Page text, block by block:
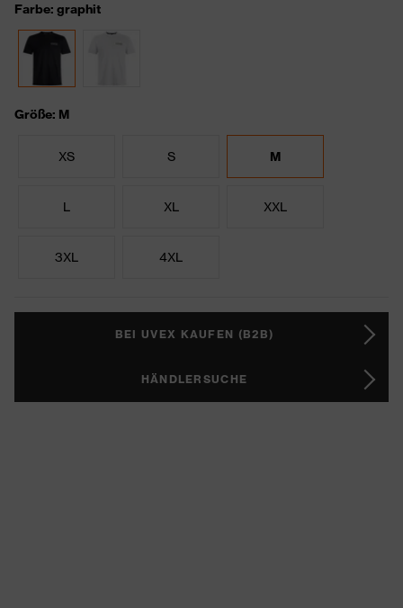
Farbe: graphit
Größe: M
XS S M
L XL XXL
3XL 4XL
BEI UVEX KAUFEN (B2B)
HÄNDLERSUCHE